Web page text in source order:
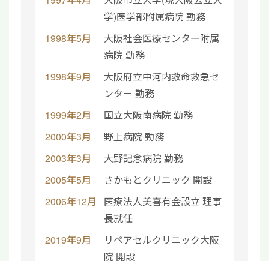
学)医学部附属病院 勤務
1998年5月
大阪社会医療センター附属
病院 勤務
1998年9月
大阪府立中河内救命救急セ
ンター 勤務
1999年2月
国立大阪南病院 勤務
2000年3月
野上病院 勤務
2003年3月
大野記念病院 勤務
2005年5月
さかもとクリニック 開設
2006年12月
医療法人美喜有会設立 理事
長就任
2019年9月
リペアセルクリニック大阪
院 開設